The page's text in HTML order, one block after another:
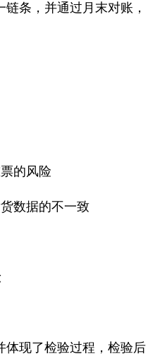
条，并通过月末对账，
的风险
数据的不一致
体现了检验过程，检验后